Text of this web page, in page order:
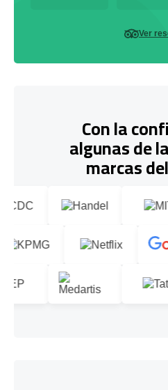
Ver
Con la
algunas de
marcas